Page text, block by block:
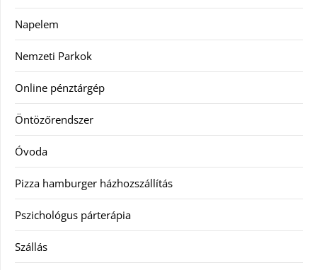
Napelem
Nemzeti Parkok
Online pénztárgép
Öntözőrendszer
Óvoda
Pizza hamburger házhozszállítás
Pszichológus párterápia
Szállás